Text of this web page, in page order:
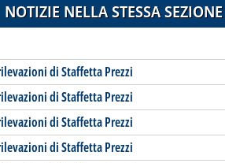
NOTIZIE NELLA STESSA SEZIONE
di Staffetta Prezzi
di Staffetta Prezzi
di Staffetta Prezzi
di Staffetta Prezzi